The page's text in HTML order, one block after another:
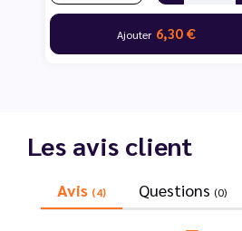
Ajouter 6,30 €
Les avis client
Avis (4) Questions (0)